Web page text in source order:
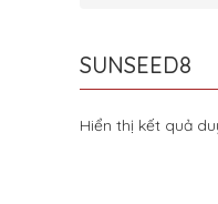
SUNSEED8
Hiển thị kết quả